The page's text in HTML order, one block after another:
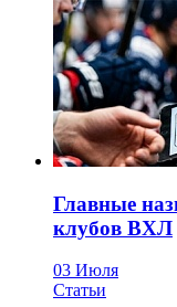
Главные
клубов ВХЛ
03 Июля
Статьи